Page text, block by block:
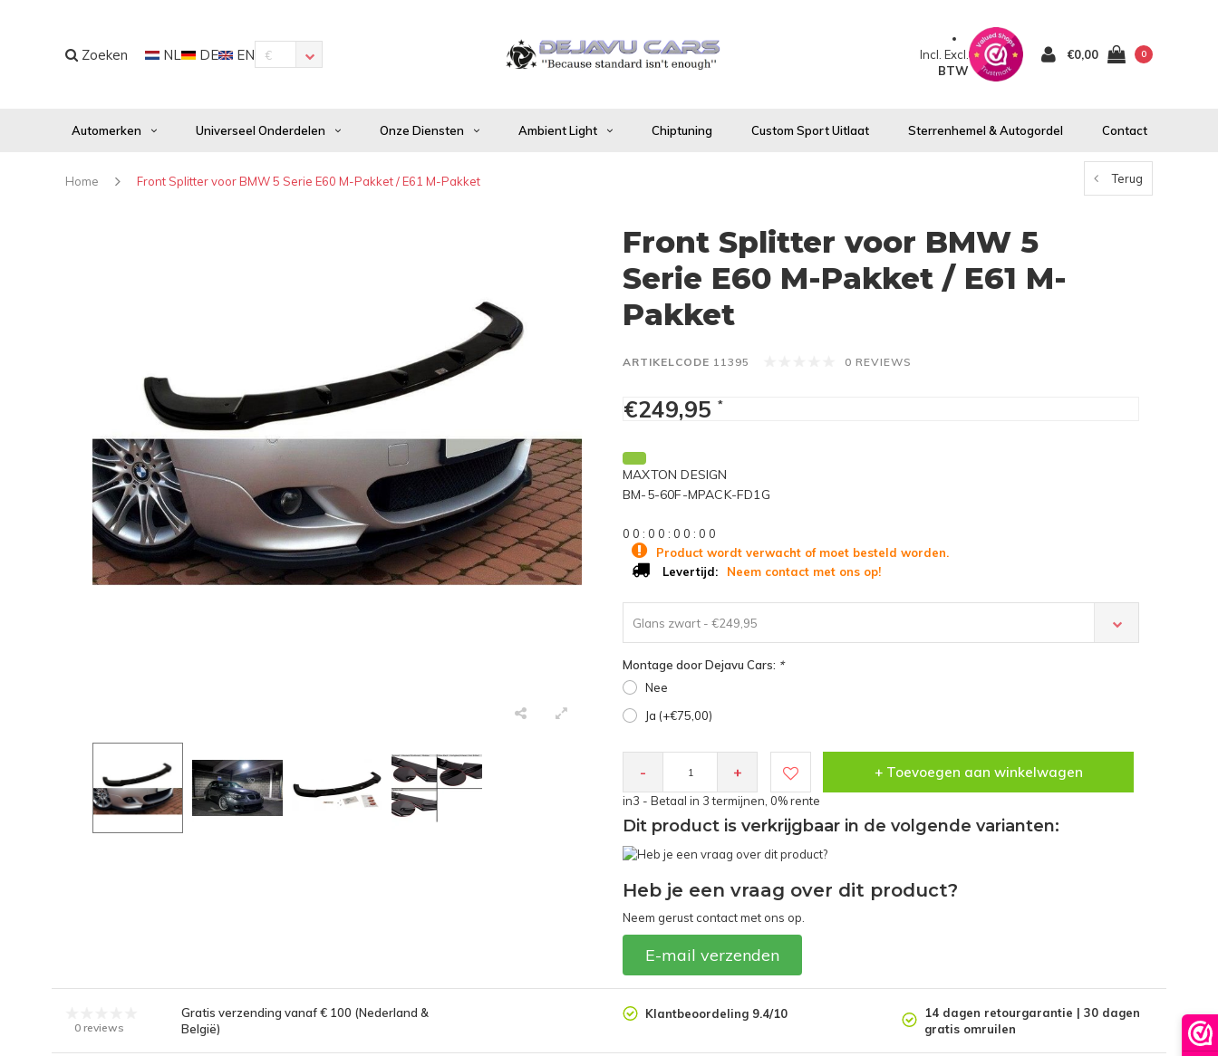
Zoeken NL DE EN € Incl. Excl.
BTW
€0,00 0
Automerken Universeel Onderdelen Onze Diensten Ambient Light Chiptuning Custom Sport Uitlaat Sterrenhemel & Autogordel Contact
Home Front Splitter voor BMW 5 Serie E60 M-Pakket / E61 M-Pakket Terug
Front Splitter voor BMW 5
Serie E60 M-Pakket / E61 M-
Pakket
ARTIKELCODE 11395 0 REVIEWS
€249,95 *
MAXTON DESIGN
BM-5-60F-MPACK-FD1G
0 0 : 0 0 : 0 0 : 0 0
Product wordt verwacht of moet besteld worden.
Levertijd:
Neem contact met ons op!
Glans zwart - €249,95
Montage door Dejavu Cars: *
Nee
Ja (+€75,00)
- + + Toevoegen aan winkelwagen
in3 - Betaal in 3 termijnen, 0% rente
Dit product is verkrijgbaar in de volgende varianten:
Heb je een vraag over dit product?
Neem gerust contact met ons op.
E-mail verzenden
0 reviews
Gratis verzending vanaf € 100 (Nederland &
België)
Klantbeoordeling 9.4/10
14 dagen retourgarantie | 30 dagen
gratis omruilen